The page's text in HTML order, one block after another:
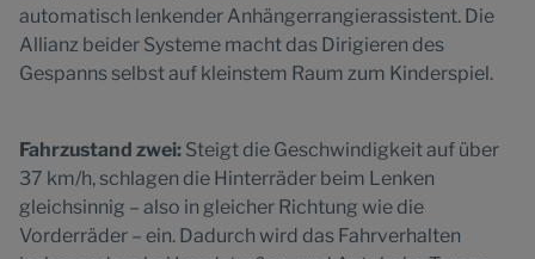
automatisch lenkender Anhängerrangierassistent. Die
Allianz beider Systeme macht das Dirigieren des
Gespanns selbst auf kleinstem Raum zum Kinderspiel.
Fahrzustand zwei: Steigt die Geschwindigkeit auf über
37 km/h, schlagen die Hinterräder beim Lenken
gleichsinnig – also in gleicher Richtung wie die
Vorderräder – ein. Dadurch wird das Fahrverhalten